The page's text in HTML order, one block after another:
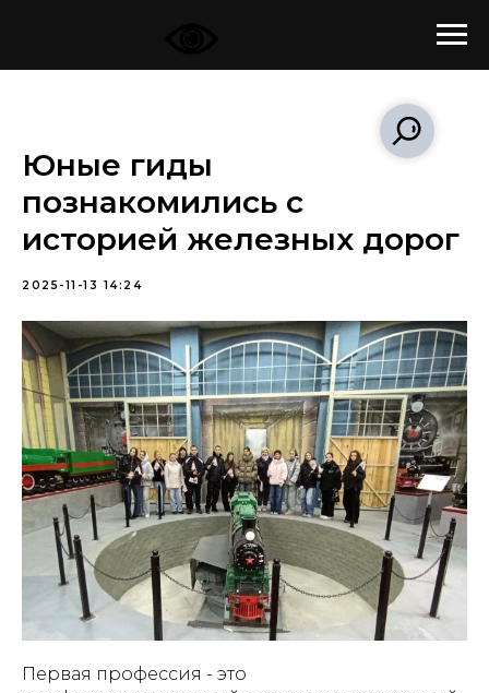
Юные гиды
познакомились с
историей железных дорог
2025-11-13 14:24
Первая профессия - это